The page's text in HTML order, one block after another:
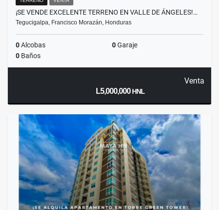
¡SE VENDE EXCELENTE TERRENO EN VALLE DE ÁNGELES!…
Tegucigalpa, Francisco Morazán, Honduras
0Alcobas 0Garaje
0 Baños
Venta
L5,000,000HNL